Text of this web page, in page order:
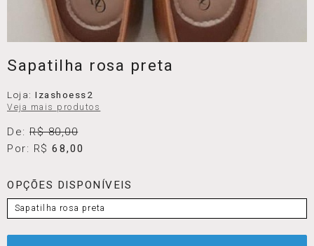
Sapatilha rosa preta
De:R$ 80,00
Por: R$68,00